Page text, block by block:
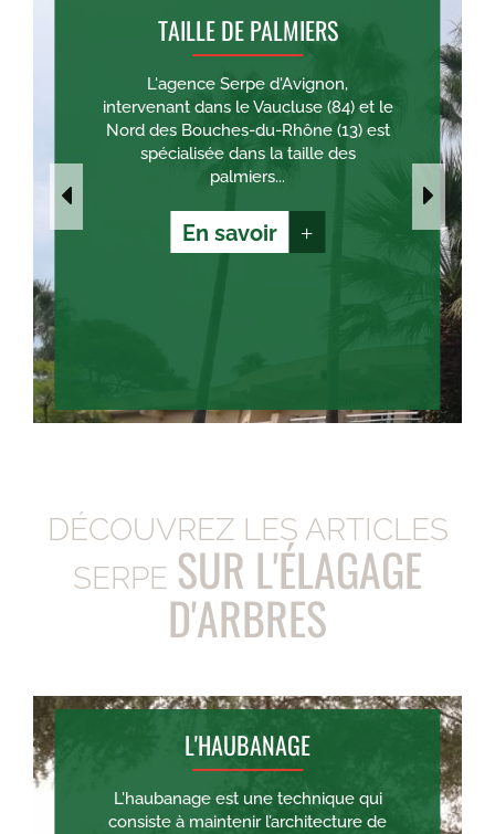
TAILLE DE PALMIERS
L'agence Serpe d'Avignon,
intervenant dans le Vaucluse (84) et le
Nord des Bouches-du-Rhône (13) est
spécialisée dans la taille des
palmiers...
En savoir +
DÉCOUVREZ LES ARTICLES
SERPE SUR L'ÉLAGAGE
D'ARBRES
L'HAUBANAGE
L'haubanage est une technique qui
consiste à maintenir l’architecture de